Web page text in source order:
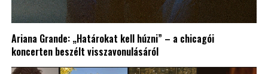
Ariana Grande: „Határokat kell húzni” – a chicagói
koncerten beszélt visszavonulásáról